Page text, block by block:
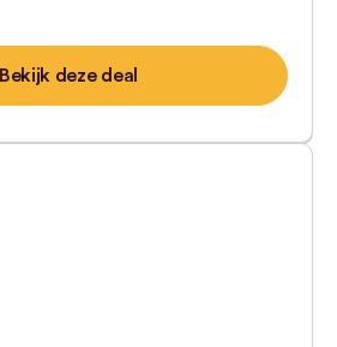
Bekijk deze deal